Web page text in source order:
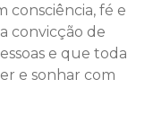
consciência, fé e
convicção de
e que toda
e sonhar com